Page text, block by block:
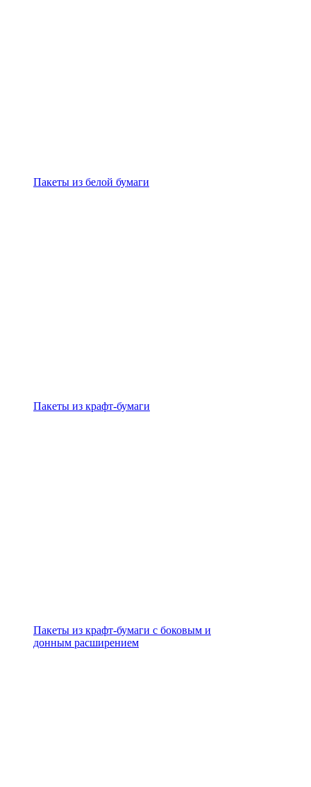
Пакеты из белой бумаги
Пакеты из крафт-бумаги
Пакеты из крафт-бумаги с боковым и
донным расширением